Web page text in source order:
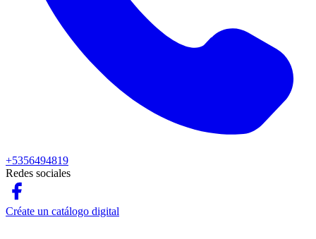
+5356494819
Redes sociales
Créate un catálogo digital